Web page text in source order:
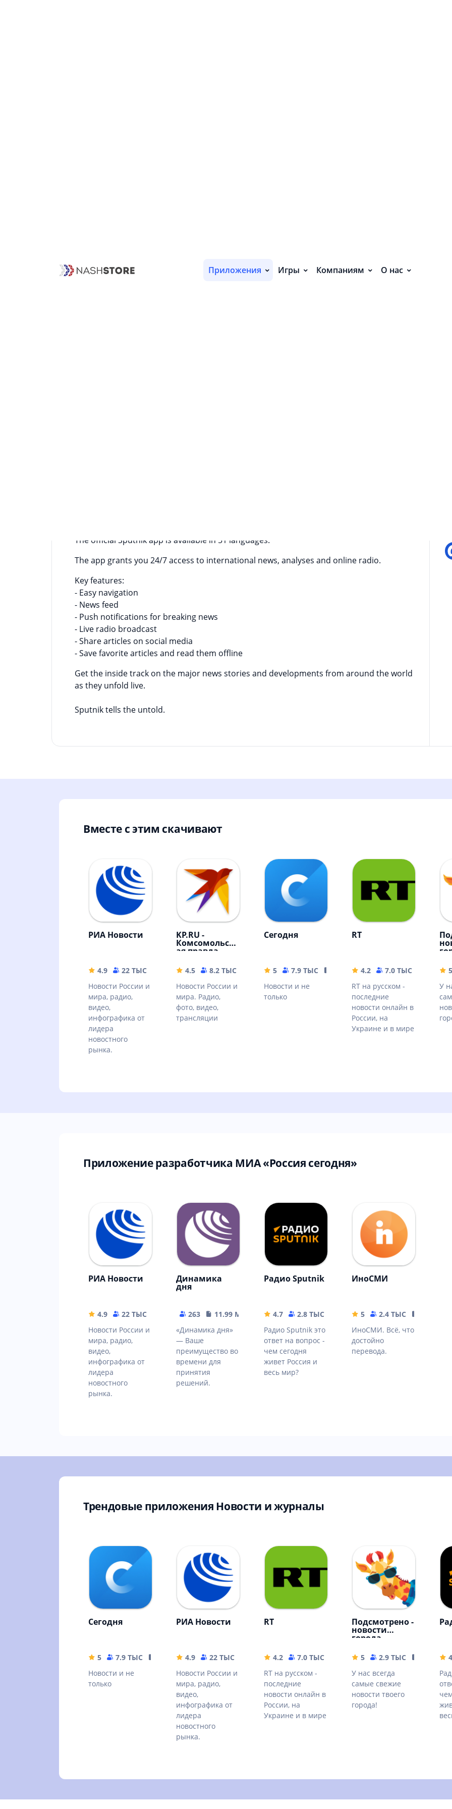
Приложения Игры Компаниям О нас
The official Sputnik app is available in 51 languages.
The app grants you 24/7 access to international news, analyses and online radio.
Key features:
- Easy navigation
- News feed
- Push notifications for breaking news
- Live radio broadcast
- Share articles on social media
- Save favorite articles and read them offline
Get the inside track on the major news stories and developments from around the world
as they unfold live.
Sputnik tells the untold.
Вместе с этим скачивают
РИА Новости
4.9 22 ТЫС
23.82 MB
Новости России и
мира, радио,
видео,
инфографика от
лидера
новостного
рынка.
KP.RU -
Комсомольск
ая правда.
новости
страны
4.5 8.2 ТЫС
80.79 MB
Новости России и
мира. Радио,
фото, видео,
трансляции
Сегодня
5 7.9 ТЫС
19.2 MB
Новости и не
только
RT
4.2 7.0 ТЫС
32.98
RT на русском -
последние
новости онлайн в
России, на
Украине и в мире
5
У
Приложение разработчика МИА «Россия сегодня»
РИА Новости
4.9 22 ТЫС
23.82 MB
Новости России и
мира, радио,
видео,
инфографика от
лидера
новостного
рынка.
Динамика
дня
263
11.99 MB
«Динамика дня»
— Ваше
преимущество во
времени для
принятия
решений.
Радио Sputnik
4.7 2.8 ТЫС
26.8 MB
Радио Sputnik это
ответ на вопрос -
чем сегодня
живет Россия и
весь мир?
ИноСМИ
5 2.4 ТЫС
ИноСМИ. Всё, что
достойно
перевода.
Трендовые приложения Новости и журналы
Сегодня
5 7.9 ТЫС
19.2 MB
Новости и не
только
РИА Новости
4.9 22 ТЫС
23.82 MB
Новости России и
мира, радио,
видео,
инфографика от
лидера
новостного
рынка.
RT
4.2 7.0 ТЫС
32.98 MB
RT на русском -
последние
новости онлайн в
России, на
Украине и в мире
Подсмотрено -
новости
города
5 2.9 ТЫС
17.36 MB
У нас всегда
самые свежие
новости твоего
города!